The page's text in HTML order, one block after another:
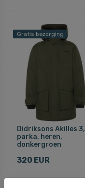
Gratis bezorging
Didriksons Akilles 3,
parka, heren,
donkergroen
320 EUR